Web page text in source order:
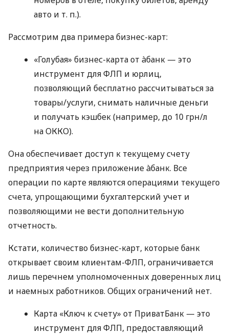
авто и т. п.).
Рассмотрим два примера бизнес-карт:
«Голубая» бизнес-карта от àбанк — это
инструмент для ФЛП и юрлиц,
позволяющий бесплатно рассчитываться за
товары/услуги, снимать наличные деньги
и получать кэшбек (например, до 10 грн/л
на ОККО).
Она обеспечивает доступ к текущему счету
предприятия через приложение àбанк. Все
операции по карте являются операциями текущего
счета, упрощающими бухгалтерский учет и
позволяющими не вести дополнительную
отчетность.
Кстати, количество бизнес-карт, которые банк
открывает своим клиентам-ФЛП, ограничивается
лишь перечнем уполномоченных доверенных лиц
и наемных работников. Общих ограничений нет.
Карта «Ключ к счету» от ПриватБанк — это
инструмент для ФЛП, предоставляющий